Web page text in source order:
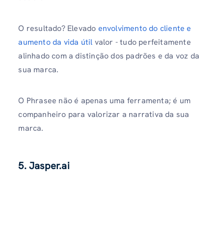
O resultado? Elevado envolvimento do cliente e
aumento da vida útil valor - tudo perfeitamente
alinhado com a distinção dos padrões e da voz da
sua marca.
O Phrasee não é apenas uma ferramenta; é um
companheiro para valorizar a narrativa da sua
marca.
5. Jasper.ai